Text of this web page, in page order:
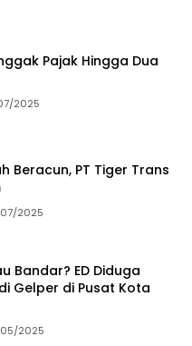
Pajak Hingga Dua
2025
Beracun, PT Tiger Trans
2025
Bandar? ED Diduga
Gelper di Pusat Kota
2025